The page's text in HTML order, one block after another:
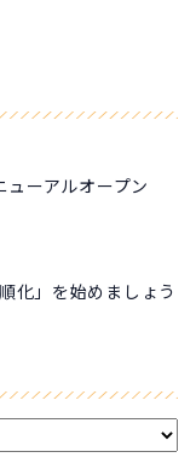
ーアルオープン
化」を始めましょう